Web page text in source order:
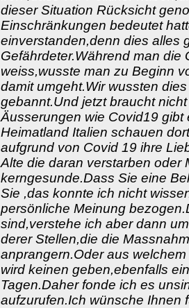
dieser Situation Rücksicht
Einschränkungen bedeutet
einverstanden,denn dies alles
Gefährdeter.Während man
weiss,wusste man zu Beginn
damit umgeht.Wir wussten
gebannt.Und jetzt braucht
Äusserungen wie Covid19
Heimatland Italien schauen
aufgrund von Covid 19 ihre
Alte die daran verstarben oder
kerngesunde.Dass Sie eine
Sie ,das konnte ich nicht
persönliche Meinung
sind,verstehe ich aber dann
derer Stellen,die die
anprangern.Oder aus
wird keinen geben,ebenfalls
Tagen.Daher fonde ich es
aufzurufen.Ich wünsche Ihnen